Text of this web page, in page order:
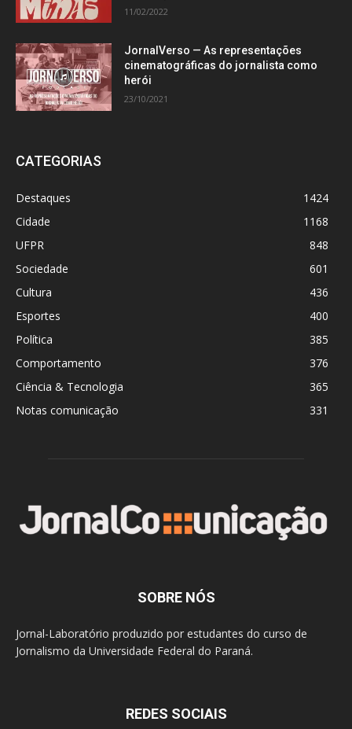
11/02/2022
JornalVerso — As representações
cinematográficas do jornalista como
herói
23/10/2021
CATEGORIAS
Destaques
1424
Cidade
1168
UFPR
848
Sociedade
601
Cultura
436
Esportes
400
Política
385
Comportamento
376
Ciência & Tecnologia
365
Notas comunicação
331
SOBRE NÓS
Jornal-Laboratório produzido por estudantes do curso de
Jornalismo da Universidade Federal do Paraná.
REDES SOCIAIS